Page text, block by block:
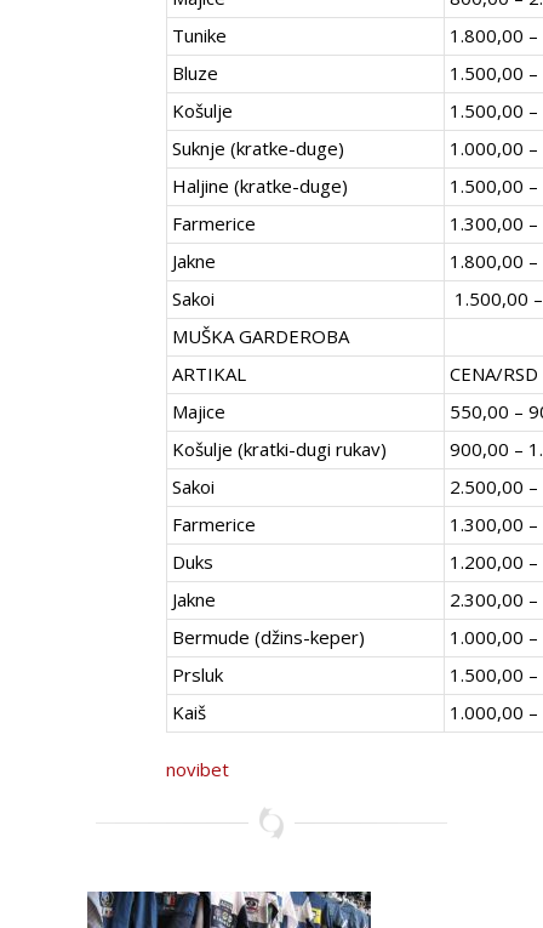
Tunike
1.800,00
Bluze
1.500,00
Košulje
1.500,00
Suknje (kratke-duge)
1.000,00
Haljine (kratke-duge)
1.500,00
Farmerice
1.300,00
Jakne
1.800,00
Sakoi
1.500,00
MUŠKA GARDEROBA
ARTIKAL
CENA/RSD
Majice
550,00 –
Košulje (kratki-dugi rukav)
900,00 –
Sakoi
2.500,00
Farmerice
1.300,00
Duks
1.200,00
Jakne
2.300,00
Bermude (džins-keper)
1.000,00
Prsluk
1.500,00
Kaiš
1.000,00
novibet